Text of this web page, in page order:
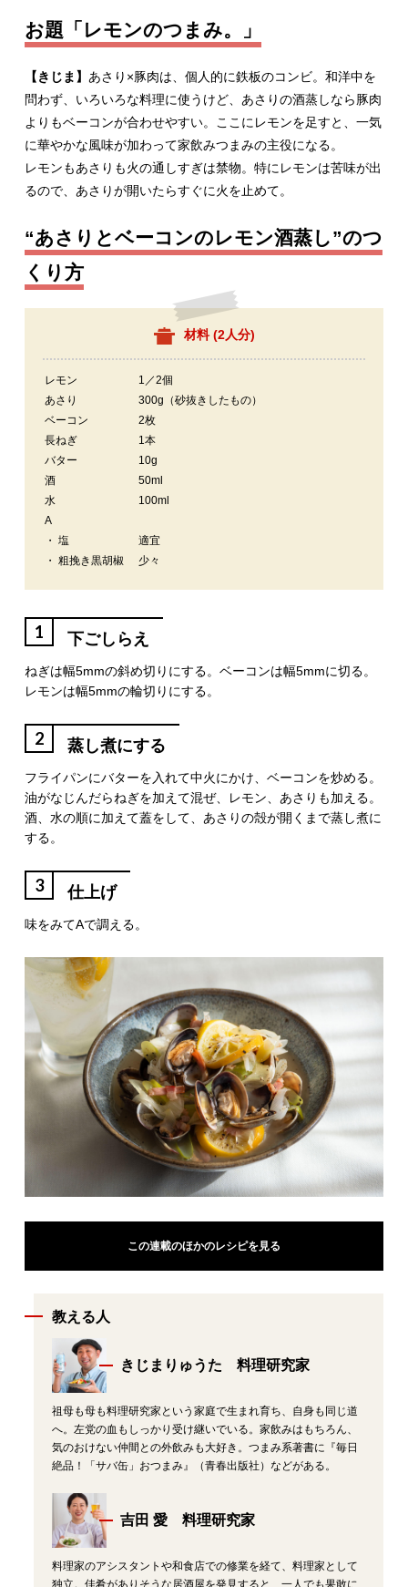
お題「レモンのつまみ。」
【きじま】 あさり×豚肉は、個人的に鉄板のコンビ。和洋中を
問わず、いろいろな料理に使うけど、あさりの酒蒸しなら豚肉
よりもベーコンが合わせやすい。ここにレモンを足すと、一気
に華やかな風味が加わって家飲みつまみの主役になる。
レモンもあさりも火の通しすぎは禁物。特にレモンは苦味が出
るので、あさりが開いたらすぐに火を止めて。
“あさりとベーコンのレモン酒蒸し”のつ
くり方
材料 (2人分)
レモン
1／2個
あさり
300g（砂抜きしたもの）
ベーコン
2枚
長ねぎ
1本
バター
10g
酒
50ml
水
100ml
A
・ 塩
適宜
・ 粗挽き黒胡椒
少々
1 下ごしらえ
ねぎは幅5mmの斜め切りにする。ベーコンは幅5mmに切る。
レモンは幅5mmの輪切りにする。
2 蒸し煮にする
フライパンにバターを入れて中火にかけ、ベーコンを炒める。
油がなじんだらねぎを加えて混ぜ、レモン、あさりも加える。
酒、水の順に加えて蓋をして、あさりの殻が開くまで蒸し煮に
する。
3 仕上げ
味をみてAで調える。
この連載のほかのレシピを見る
教える人
きじまりゅうた 料理研究家
祖母も母も料理研究家という家庭で生まれ育ち、自身も同じ道
へ。左党の血もしっかり受け継いでいる。家飲みはもちろん、
気のおけない仲間との外飲みも大好き。つまみ系著書に『毎日
絶品！「サバ缶」おつまみ』（青春出版社）などがある。
吉田 愛 料理研究家
料理家のアシスタントや和食店での修業を経て、料理家として
独立。佳肴がありそうな居酒屋を発見すると、一人でも果敢に